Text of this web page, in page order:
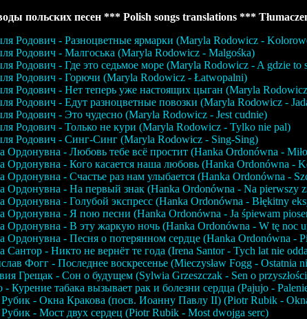
польских песен *** Polish songs translations ***
Родович - Разноцветные ярмарки (Maryla Rodowicz -
Родович - Малгоська (Maryla Rodowicz - Malgośka)
Родович - Где это седьмое море (Maryla Rodowicz - A gdzie to
Родович - Горючи (Maryla Rodowicz - Łatwopalni)
Родович - Нет теперь уже настоящих цыган (Maryla
Родович - Едут разноцветные повозки (Maryla Rodowicz -
Родович - Это чудесно (Maryla Rodowicz - Jest cudnie)
Родович - Только не кури (Maryla Rodowicz - Tylko nie pal)
Родович - Синг-Синг (Maryla Rodowicz - Sing-Sing)
Ордонувна - Любовь тебе всё простит (Hanka Ordonówna -
Ордонувна - Кого касается наша любовь (Hanka Ordonówna -
Ордонувна - Счастье раз нам улыбается (Hanka Ordonówna -
Ордонувна - На первый знак (Hanka Ordonówna - Na pierwszy
Ордонувна - Голубой экспресс (Hanka Ordonówna - Błękitny
Ордонувна - Я пою песни (Hanka Ordonówna - Ja śpiewam
Ордонувна - В эту жаркую ночь (Hanka Ordonówna - W tę noc
Ордонувна - Песня о потерянном сердце (Hanka Ordonówna -
Сантор - Никто не вернёт те года (Irena Santor - Tych lat nie
Фогг - Последнее воскресенье (Mieczysław Fogg - Ostatnia
Грещак - Сон о будущем (Sylwia Grzeszczak - Sen o
- Курение табака вызывает рак и болезни сердца (Pajujo -
- Окна Кракова (посв. Иоанну Павлу II) (Piotr Rubik -
- Мост двух сердец (Piotr Rubik - Most dwojga serc)